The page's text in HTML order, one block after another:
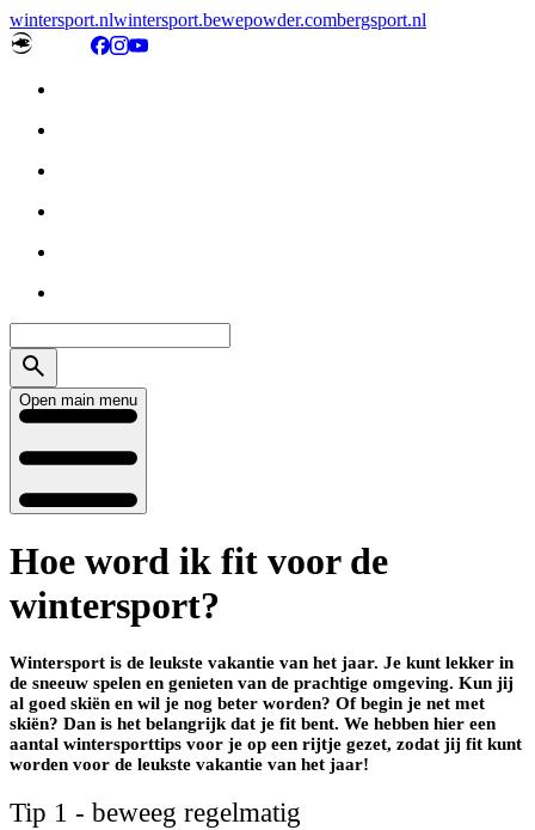
wintersport.nlwintersport.bewepowder.combergsport.nl
Open main menu
Hoe word ik fit voor de
wintersport?
Wintersport is de leukste vakantie van het jaar. Je kunt lekker in
de sneeuw spelen en genieten van de prachtige omgeving. Kun jij
al goed skiën en wil je nog beter worden? Of begin je net met
skiën? Dan is het belangrijk dat je fit bent. We hebben hier een
aantal wintersporttips voor je op een rijtje gezet, zodat jij fit kunt
worden voor de leukste vakantie van het jaar!
Tip 1 - beweeg regelmatig